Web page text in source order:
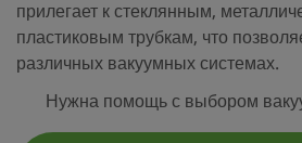
прилегает к стеклянным,
пластиковым трубкам, что
различных вакуумных системах.
Нужна помощь с выбором